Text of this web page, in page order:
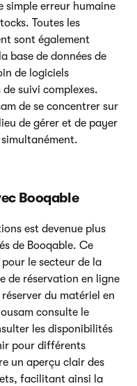
simple erreur humaine
Toutes les
sont également
base de données de
de logiciels
suivi complexes.
de se concentrer sur
de gérer et de payer
Booqable
est devenue plus
de Booqable. Ce
le secteur de la
de réservation en ligne
du matériel en
consulte le
les disponibilités
pour différents
un aperçu clair des
facilitant ainsi la